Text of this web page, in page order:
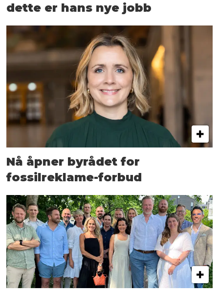
dette er hans nye jobb
Nå åpner byrådet for
fossilreklame-forbud